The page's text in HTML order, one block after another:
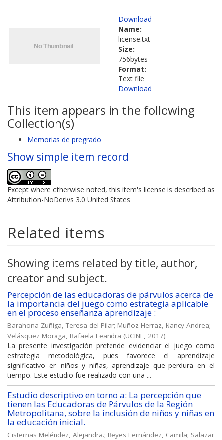
Download
Name:
license.txt
Size:
756bytes
Format:
Text file
Download
This item appears in the following
Collection(s)
Memorias de pregrado
Show simple item record
Except where otherwise noted, this item's license is described as
Attribution-NoDerivs 3.0 United States
Related items
Showing items related by title, author,
creator and subject.
Percepción de las educadoras de párvulos acerca de
la importancia del juego como estrategia aplicable
en el proceso enseñanza aprendizaje :
Barahona Zuñiga, Teresa del Pilar; Muñoz Herraz, Nancy Andrea;
Velásquez Moraga, Rafaela Leandra (UCINF, 2017)
La presente investigación pretende evidenciar el juego como
estrategia metodológica, pues favorece el aprendizaje
significativo en niños y niñas, aprendizaje que perdura en el
tiempo. Este estudio fue realizado con una ...
Estudio descriptivo en torno a: La percepción que
tienen las Educadoras de Párvulos de la Región
Metropolitana, sobre la inclusión de niños y niñas en
la educación inicial.
Cisternas Meléndez, Alejandra.; Reyes Fernández, Camila; Salazar